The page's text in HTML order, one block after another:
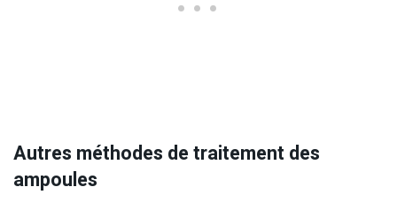
Autres méthodes de traitement des
ampoules